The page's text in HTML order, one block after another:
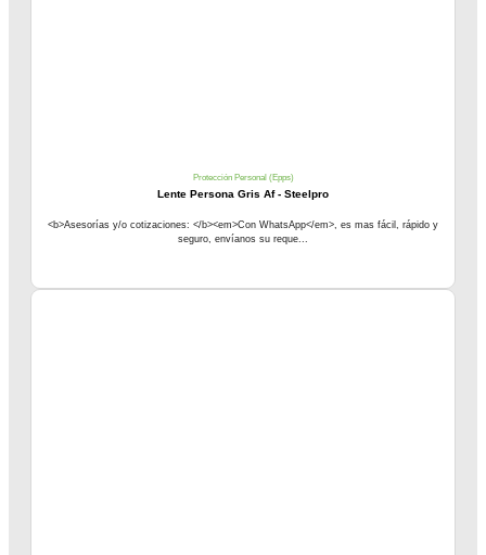
Protección Personal (Epps)
Lente Persona Gris Af - Steelpro
<b>Asesorías y/o cotizaciones: </b><em>Con WhatsApp</em>, es mas fácil, rápido y
seguro, envíanos su reque...